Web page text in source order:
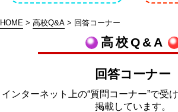
HOME > 高校Q&A > 回答コーナー
高校Q&A
回答コーナー
インターネット上の“質問コーナー”で受
掲載しています。